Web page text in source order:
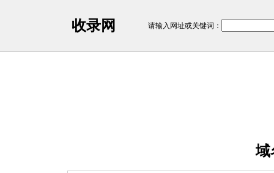
收录网 请输入网址或关键词：
域